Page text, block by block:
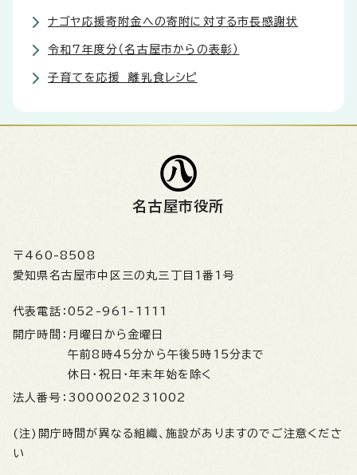
ナゴヤ応援寄附金への寄附に対する市長感謝状
令和7年度分（名古屋市からの表彰）
子育てを応援 離乳食レシピ
名古屋市役所
〒460-8508
愛知県名古屋市中区三の丸三丁目1番1号
代表電話： 052-961-1111
開庁時間： 月曜日から金曜日
午前8時45分から午後5時15分まで
休日・祝日・年末年始を除く
法人番号： 3000020231002
(注)開庁時間が異なる組織、施設がありますのでご注意くださ
い